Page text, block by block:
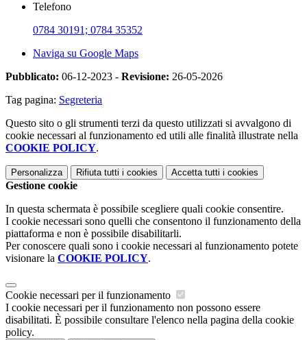
Telefono
0784 30191; 0784 35352
Naviga su Google Maps
Pubblicato: 06-12-2023 - Revisione: 26-05-2026
Tag pagina: Segreteria
Questo sito o gli strumenti terzi da questo utilizzati si avvalgono di
cookie necessari al funzionamento ed utili alle finalità illustrate nella
COOKIE POLICY.
Personalizza Rifiuta tutti i cookies Accetta tutti i cookies
Gestione cookie
In questa schermata è possibile scegliere quali cookie consentire.
I cookie necessari sono quelli che consentono il funzionamento della
piattaforma e non è possibile disabilitarli.
Per conoscere quali sono i cookie necessari al funzionamento potete
visionare la COOKIE POLICY.
Cookie necessari per il funzionamento
I cookie necessari per il funzionamento non possono essere
disabilitati. È possibile consultare l'elenco nella pagina della cookie
policy.